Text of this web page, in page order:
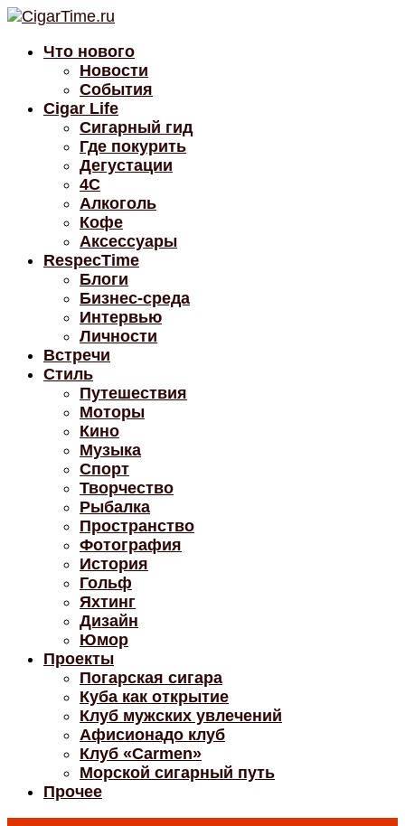
Что нового
Новости
События
Cigar Life
Сигарный гид
Где покурить
Дегустации
4C
Алкоголь
Кофе
Аксессуары
RespecTime
Блоги
Бизнес-среда
Интервью
Личности
Встречи
Стиль
Путешествия
Моторы
Кино
Музыка
Спорт
Творчество
Рыбалка
Пространство
Фотография
История
Гольф
Яхтинг
Дизайн
Юмор
Проекты
Погарская сигара
Куба как открытие
Клуб мужских увлечений
Афисионадо клуб
Клуб «Carmen»
Морской сигарный путь
Прочее